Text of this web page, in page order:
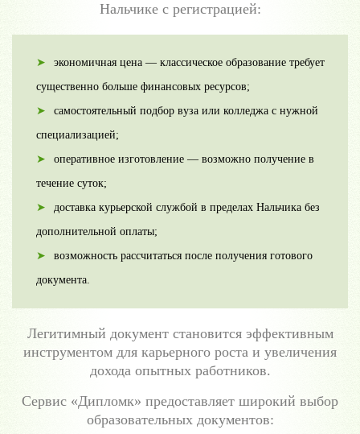
Нальчике с регистрацией:
экономичная цена — классическое образование требует
существенно больше финансовых ресурсов;
самостоятельный подбор вуза или колледжа с нужной
специализацией;
оперативное изготовление — возможно получение в
течение суток;
доставка курьерской службой в пределах Нальчика без
дополнительной оплаты;
возможность рассчитаться после получения готового
документа.
Легитимный документ становится эффективным
инструментом для карьерного роста и увеличения
дохода опытных работников.
Сервис «Дипломк» предоставляет широкий выбор
образовательных документов: